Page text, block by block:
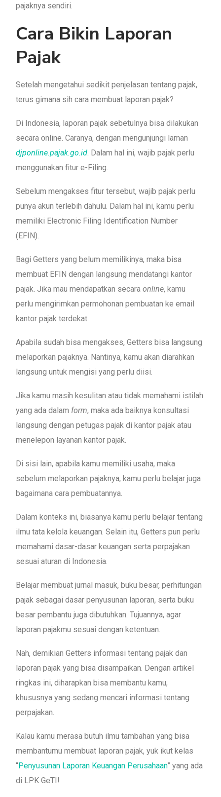
pajaknya sendiri.
Cara Bikin Laporan
Pajak
Setelah mengetahui sedikit penjelasan tentang pajak,
terus gimana sih cara membuat laporan pajak?
Di Indonesia, laporan pajak sebetulnya bisa dilakukan
secara online. Caranya, dengan mengunjungi laman
djponline.pajak.go.id. Dalam hal ini, wajib pajak perlu
menggunakan fitur e-Filing.
Sebelum mengakses fitur tersebut, wajib pajak perlu
punya akun terlebih dahulu. Dalam hal ini, kamu perlu
memiliki Electronic Filing Identification Number
(EFIN).
Bagi Getters yang belum memilikinya, maka bisa
membuat EFIN dengan langsung mendatangi kantor
pajak. Jika mau mendapatkan secaraonline, kamu
perlu mengirimkan permohonan pembuatan ke email
kantor pajak terdekat.
Apabila sudah bisa mengakses, Getters bisa langsung
melaporkan pajaknya. Nantinya, kamu akan diarahkan
langsung untuk mengisi yang perlu diisi.
Jika kamu masih kesulitan atau tidak memahami istilah
yang ada dalam form, maka ada baiknya konsultasi
langsung dengan petugas pajak di kantor pajak atau
menelepon layanan kantor pajak.
Di sisi lain, apabila kamu memiliki usaha, maka
sebelum melaporkan pajaknya, kamu perlu belajar juga
bagaimana cara pembuatannya.
Dalam konteks ini, biasanya kamu perlu belajar tentang
ilmu tata kelola keuangan. Selain itu, Getters pun perlu
memahami dasar-dasar keuangan serta perpajakan
sesuai aturan di Indonesia.
Belajar membuat jurnal masuk, buku besar, perhitungan
pajak sebagai dasar penyusunan laporan, serta buku
besar pembantu juga dibutuhkan. Tujuannya, agar
laporan pajakmu sesuai dengan ketentuan.
Nah, demikian Getters informasi tentang pajak dan
laporan pajak yang bisa disampaikan. Dengan artikel
ringkas ini, diharapkan bisa membantu kamu,
khususnya yang sedang mencari informasi tentang
perpajakan.
Kalau kamu merasa butuh ilmu tambahan yang bisa
membantumu membuat laporan pajak, yuk ikut kelas
“Penyusunan Laporan Keuangan Perusahaan” yang ada
di LPK GeTI!